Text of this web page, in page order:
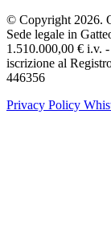
© Copyright 2026.
Sede legale in
1.510.000,00 € i.v.
iscrizione al
446356
Privacy Policy